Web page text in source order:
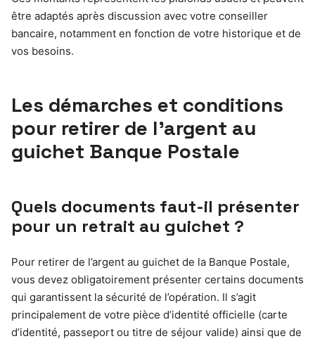
être adaptés après discussion avec votre conseiller
bancaire, notamment en fonction de votre historique et de
vos besoins.
Les démarches et conditions
pour retirer de l’argent au
guichet Banque Postale
Quels documents faut-il présenter
pour un retrait au guichet ?
Pour retirer de l’argent au guichet de la Banque Postale,
vous devez obligatoirement présenter certains documents
qui garantissent la sécurité de l’opération. Il s’agit
principalement de votre pièce d’identité officielle (carte
d’identité, passeport ou titre de séjour valide) ainsi que de